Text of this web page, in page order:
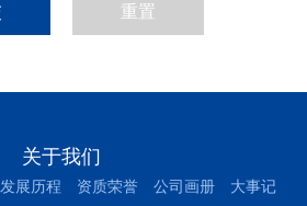
重置
关于我们
发展历程 资质荣誉 公司画册 大事记